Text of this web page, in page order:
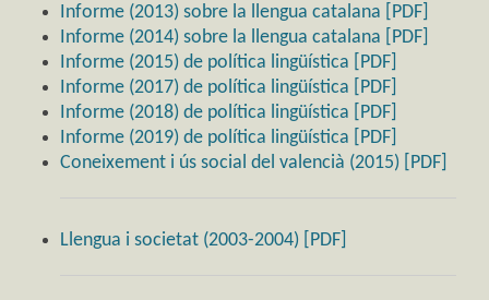
Informe (2013) sobre la llengua catalana [PDF]
Informe (2014) sobre la llengua catalana [PDF]
Informe (2015) de política lingüística [PDF]
Informe (2017) de política lingüística [PDF]
Informe (2018) de política lingüística [PDF]
Informe (2019) de política lingüística [PDF]
Coneixement i ús social del valencià (2015) [PDF]
Llengua i societat (2003-2004) [PDF]